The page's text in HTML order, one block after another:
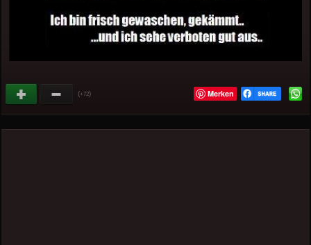
(+72) Merken